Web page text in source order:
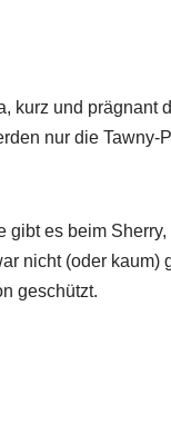
kurz und prägnant
nur die Tawny-
gibt es beim
nicht (oder kaum)
geschützt.